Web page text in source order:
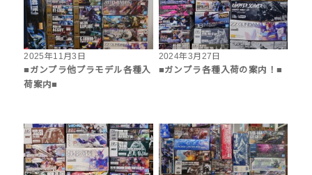
2025年11月3日
■ガンプラ他プラモデル各種入
荷案内■
2024年3月27日
■ガンプラ各種入荷の案内！■